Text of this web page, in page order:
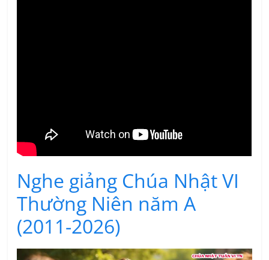
Nghe giảng Chúa Nhật VI
Thường Niên năm A
(2011-2026)